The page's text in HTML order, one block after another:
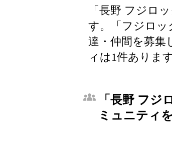
「長野 フジロ
す。「フジロッ
達・仲間を募集
ィは1件あります
「長野 フジ
ミュニティ